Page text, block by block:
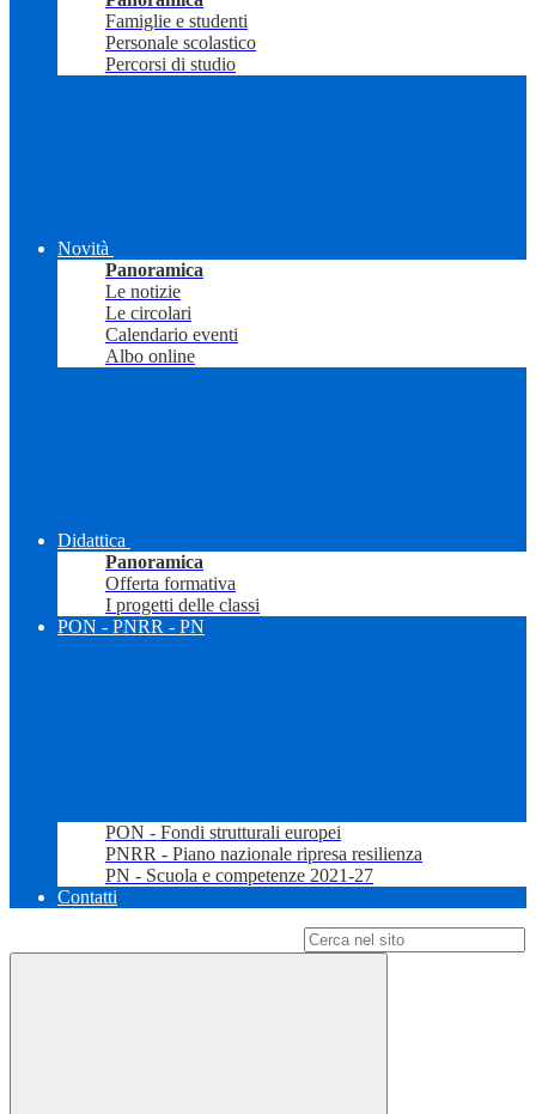
Famiglie e studenti
Personale scolastico
Percorsi di studio
Novità
Panoramica
Le notizie
Le circolari
Calendario eventi
Albo online
Didattica
Panoramica
Offerta formativa
I progetti delle classi
PON - PNRR - PN
PON - Fondi strutturali europei
PNRR - Piano nazionale ripresa resilienza
PN - Scuola e competenze 2021-27
Contatti